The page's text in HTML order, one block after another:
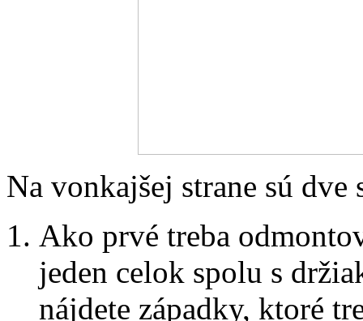
Na vonkajšej strane sú dve
Ako prvé treba
jeden celok spolu s
nájdete západky, ktoré